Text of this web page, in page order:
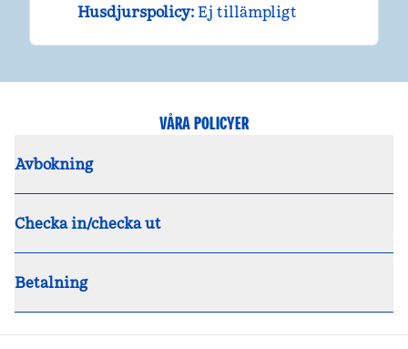
Husdjurspolicy: Ej tillämpligt
VÅRA POLICYER
Avbokning
Checka in/checka ut
Betalning